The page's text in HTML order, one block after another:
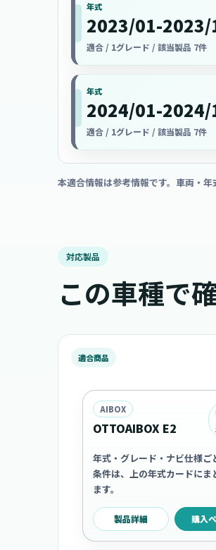
年式
2023/01-2023/
適合 / 1グレード / 該当製品 7件
年式
2024/01-2024/
適合 / 1グレード / 該当製品 7件
本適合情報は参考情報です。車両・
対応製品
この車種で
適合商品
AIBOX
OTTOAIBOX E2
年式・グレード・ナビ仕様ご
条件は、上の年式カードにま
ます。
製品詳細 購入